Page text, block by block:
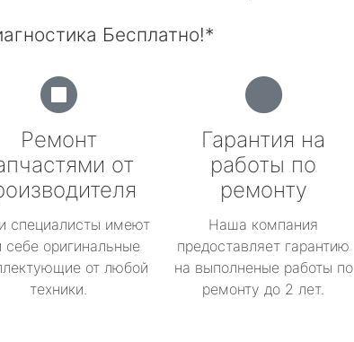
Бесплатно!*
Ремонт
от
специалисты имеют
себе оригинальные
от любой
техники.
Гарантия на
работы по
ремонту
Наша компания
предоставляет гарантию
на выполненые работы по
ремонту до 2 лет.